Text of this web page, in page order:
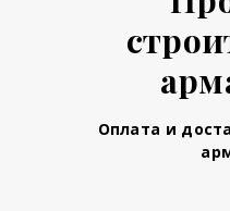
Оплата и